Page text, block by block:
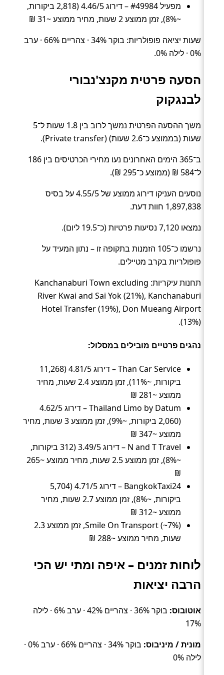
מפעיל #49984 – דירוג 4.46/5 (2,818 ביקורות,
~8%), זמן ממוצע 2 שעות, מחיר ממוצע ~31 ₪
שעות יציאה פופולריות: בוקר 34% · צהריים 66% · ערב
0% · לילה 0%.
הסעה פרטית מקנצ'נבורי
לבנגקוק
משך ההסעה הפרטית נמשך לרוב בין 1.8 שעות ל־5
שעות (בממוצע כ־2.6 שעות) (Private transfer).
ב־365 הימים האחרונים נעו מחירי הכרטיסים בין 186
ל־584 ₪ (ממוצע כ־295 ₪).
נוסעים העניקו דירוג ממוצע של 4.55/5 על בסיס
1,897,838 חוות דעת.
נמצאו 7,120 נסיעות פרטיות (כ־19.5 ליום).
נרשמו כ־105 הזמנות בתקופה זו – נתון המעיד על
פופולריות בקרב מטיילים.
תחנות עיקריות: Kanchanaburi Town excluding
River Kwai and Sai Yok (21%), Kanchanaburi
Hotel Transfer (19%), Don Mueang Airport
(13%).
נהגים פרטיים מובילים במסלול:
Than Car Service – דירוג 4.81/5 (11,268
ביקורות, ~11%), זמן ממוצע 2.4 שעות, מחיר
ממוצע ~281 ₪
Thailand Limo by Datum – דירוג 4.62/5
(2,060 ביקורות, ~9%), זמן ממוצע 3 שעות, מחיר
ממוצע ~347 ₪
N and T Travel – דירוג 3.49/5 (312 ביקורות,
~8%), זמן ממוצע 2.5 שעות, מחיר ממוצע ~265
₪
BangkokTaxi24 – דירוג 4.71/5 (5,704
ביקורות, ~8%), זמן ממוצע 2.7 שעות, מחיר
ממוצע ~312 ₪
Smile On Transport (~7%), זמן ממוצע 2.3
שעות, מחיר ממוצע ~288 ₪
לוחות זמנים – איפה ומתי יש הכי
הרבה יציאות
אוטובוס:
בוקר 36% · צהריים 42% · ערב 6% · לילה
17%
מונית / מיניבוס:
בוקר 34% · צהריים 66% · ערב 0% ·
לילה 0%